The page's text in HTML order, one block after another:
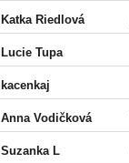
Katka Riedlová
Lucie Tupa
kacenkaj
Anna Vodičková
Suzanka L